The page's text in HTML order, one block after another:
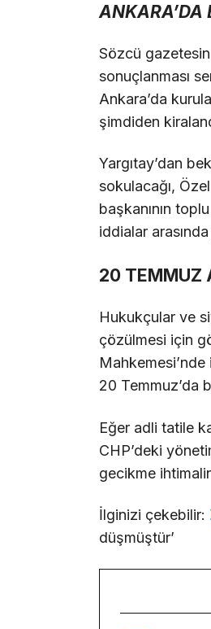
ANKARA’DA
Sözcü
sonuçlanması
Ankara’da
şimdiden
Yargıtay’dan
sokulacağı,
başkanının
iddialar
20 TEMMUZ
Hukukçular ve
çözülmesi için
Mahkemesi’nde
20 Temmuz’da
Eğer adli tatile
CHP’deki
gecikme
İlginizi çekebilir:
düşmüştür’